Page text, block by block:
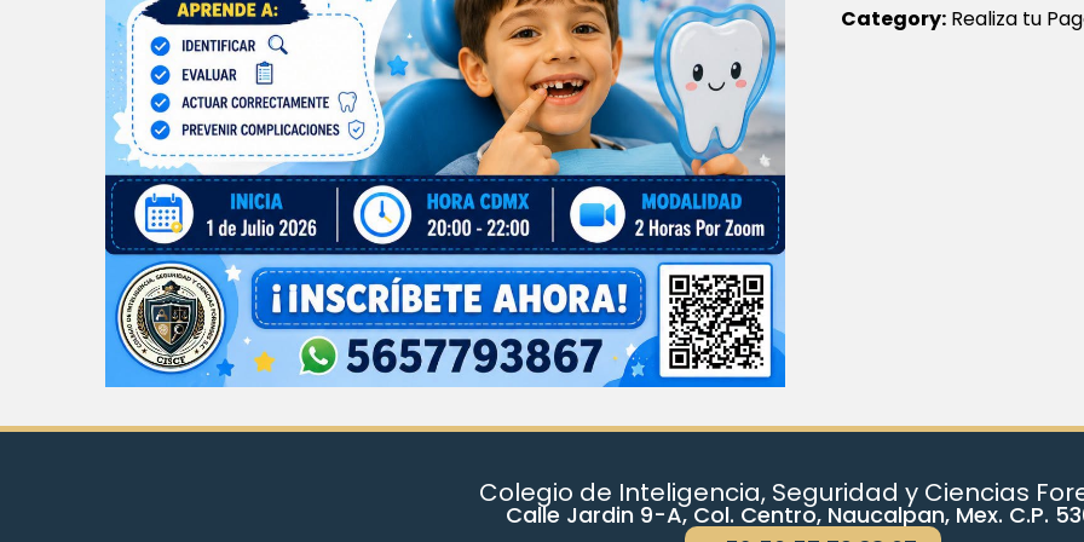
Category: Realiza tu
Colegio de Inteligencia, Seguridad y Ciencias
Calle Jardin 9-A, Col. Centro, Naucalpan, Mex. C.P.